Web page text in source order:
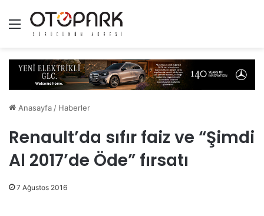
Menü
Anasayfa / Haberler
Renault’da sıfır faiz ve “Şimdi
Al 2017’de Öde” fırsatı
7 Ağustos 2016